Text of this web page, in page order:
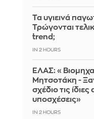
Τα υγιεινά
Τρώγονται
trend;
IN 2 HOURS
ΕΛΑΣ:
Μητσοτάκη -
σχέδιο τις
υποσχέσεις»
IN 2 HOURS